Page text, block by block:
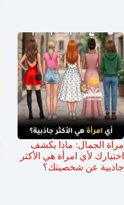
مرآة الجمال: ماذا يكشف
اختيارك لأي امرأة هي الأكثر
جاذبية عن شخصيتك؟